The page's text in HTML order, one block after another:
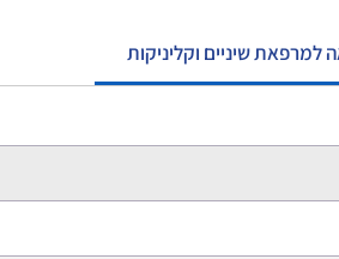
שיניים וקליניקות